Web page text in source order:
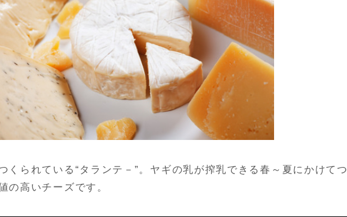
くられている“タランテ－”。ヤギの乳が搾乳できる春～夏にかけてつ
の高いチーズです。